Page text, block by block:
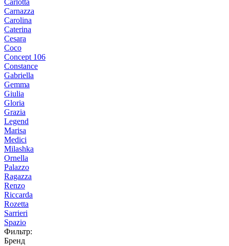
Carlotta
Carnazza
Carolina
Caterina
Cesara
Coco
Concept 106
Constance
Gabriella
Gemma
Giulia
Gloria
Grazia
Legend
Marisa
Medici
Milashka
Ornella
Palazzo
Ragazza
Renzo
Riccarda
Rozetta
Sarrieri
Spazio
Фильтр:
Бренд